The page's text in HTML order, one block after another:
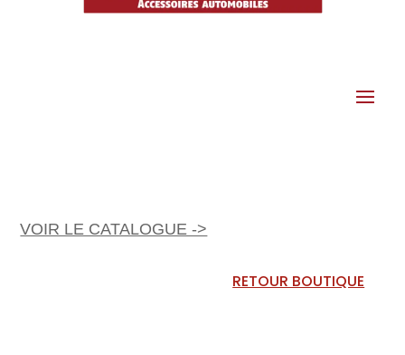
VOIR LE CATALOGUE ->
RETOUR BOUTIQUE